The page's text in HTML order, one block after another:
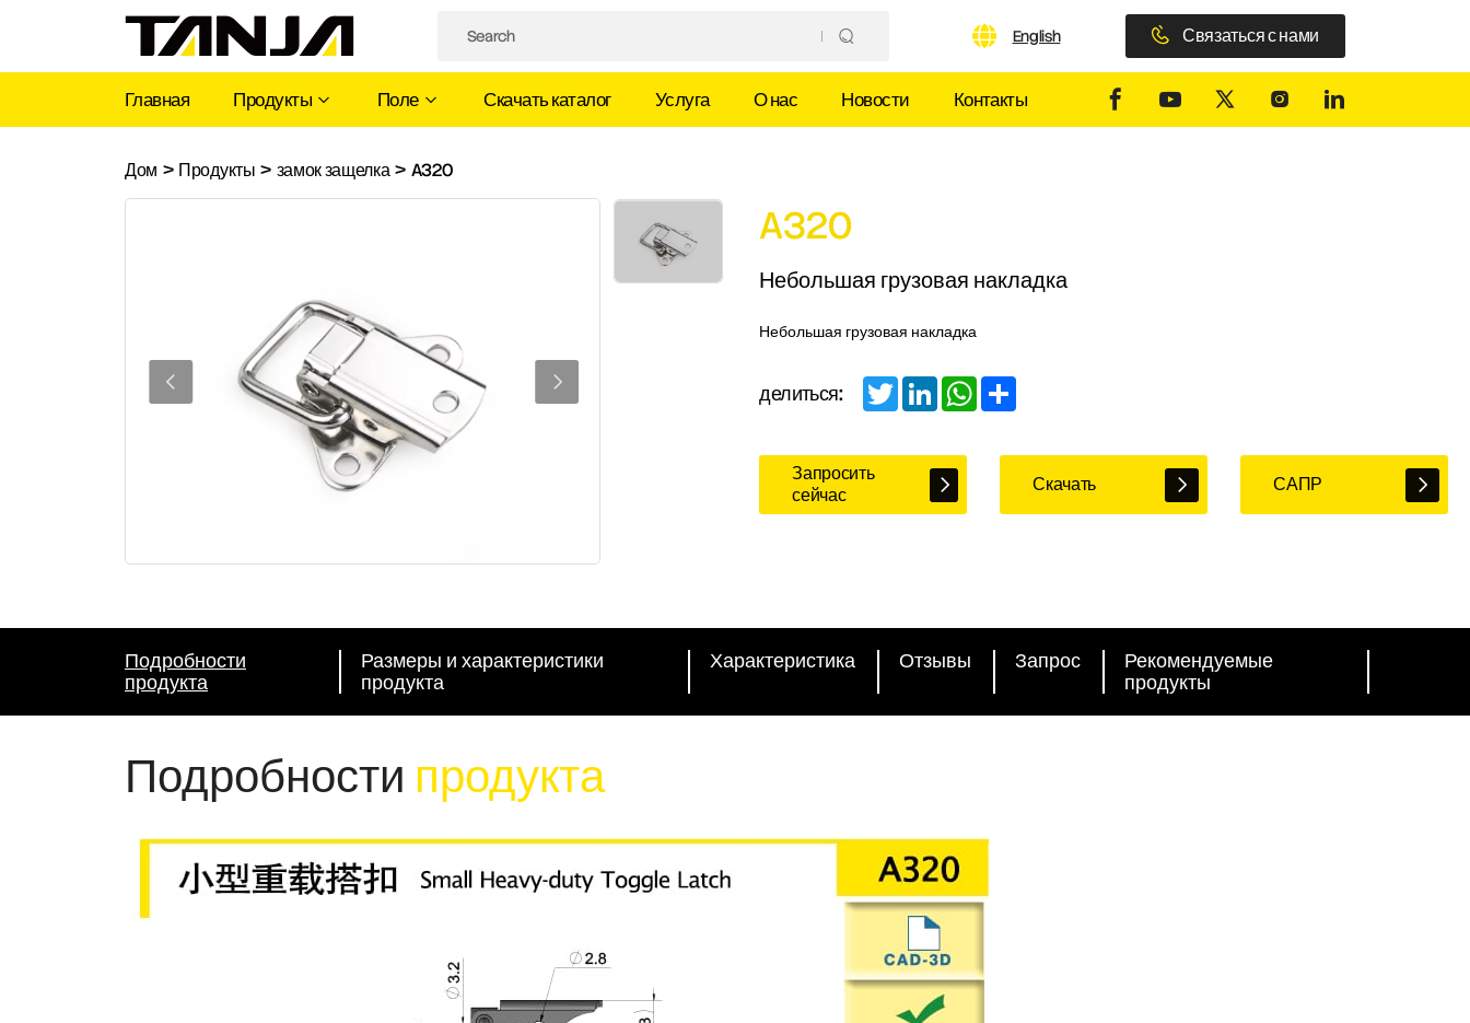
English Связаться с нами
Главная Продукты Поле Скачать каталог Услуга О нас Новости Контакты
Дом > Продукты > замок защелка > A320
A320
Небольшая грузовая накладка
Небольшая грузовая накладка
делиться: TwitterLinkedInWhatsApp
Share
Запросить
сейчас
Скачать САПР
Подробности
продукта
Размеры и характеристики
продукта
Характеристика Отзывы Запрос
Рекомендуемые
продукты
Подробности продукта